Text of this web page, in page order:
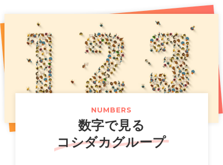
「令和８年熊本地震」義援金募金活動実施のお知らせ
（171KB）
2026年07月14日 PR
「カラオケまねきねこ」フィリピン出店に関するお知らせ
2026年07月10日 適時開示
2026年8月期第３四半期 決算補足説明資料
プレスリリース
現代人のストレスをカラオケで浄化 年末年始は “歌で厄祓
（891KB）
2025年11月07日 プレスリリース
新上位ブランド「カラオケ金のまねきねこ」で大人のカラ
一覧
ニュースリリース
【カラオケまねきねこ 千歳駅前店】8月7日17:00グランド
オープン！ 千歳駅出てすぐ！駅直下の好ロケーションで
お得な記念イベントも開催！
（661KB）
2026年07月31日 ニュースリリース
ンドオープン!札幌平岸エリアに新たなエンタメ空間が誕
生!
NUMBERS
数字で見る
コシダカグループ